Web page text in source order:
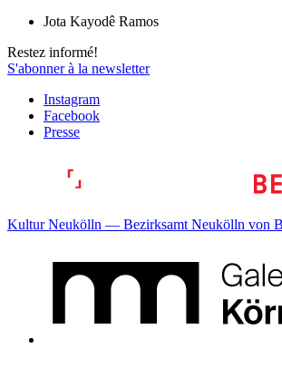
Jota Kayodê Ramos
Restez informé!
S'abonner à la newsletter
Instagram
Facebook
Presse
Kultur Neukölln — Bezirksamt Neukölln von